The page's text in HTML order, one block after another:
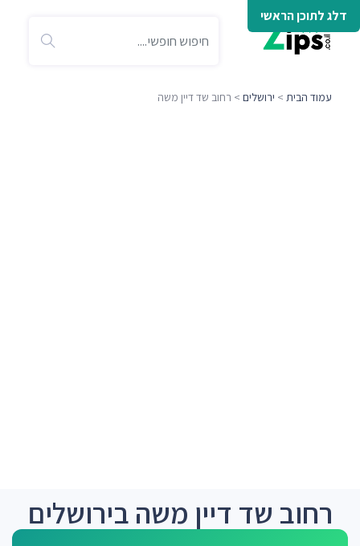
דלג לתוכן הראשי
עמוד הבית > ירושלים > רחוב שד דיין משה
רחוב שד דיין משה בירושלים